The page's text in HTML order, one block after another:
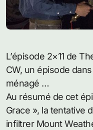
L’épisode 2×11 de The 100 vient d’être diffusé sur la
CW, un épisode
ménagé …
Au résumé de cet
Grace », la tentative
infiltrer Mount